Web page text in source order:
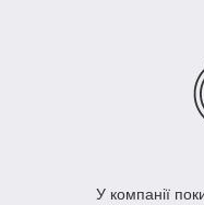
У компанії